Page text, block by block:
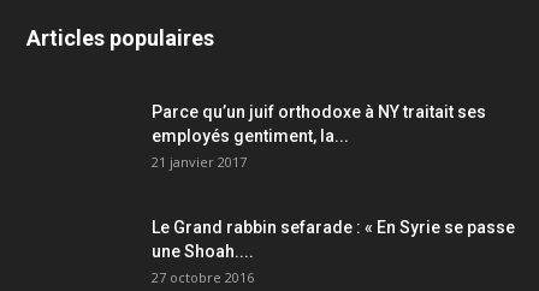
Articles populaires
Parce qu’un juif orthodoxe à NY traitait ses
employés gentiment, la...
21 janvier 2017
Le Grand rabbin sefarade : « En Syrie se passe
une Shoah....
27 octobre 2016